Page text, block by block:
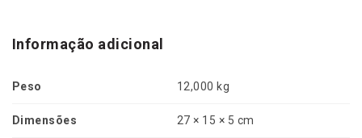
Informação adicional
Peso 12,000 kg
Dimensões 27 × 15 × 5 cm